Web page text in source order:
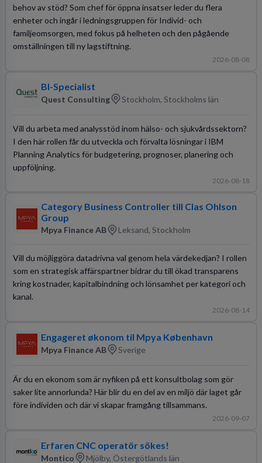
behov av stöd? Som chef för öppna insatser leder du flera
enheter och ingår i ledningsgruppen för Individ- och
familjeomsorgen, med fokus på helheten och den pågående
omställningen till ny lagstiftning.
2026-08-08
BI-Specialist
Quest Consulting Stockholm, Stockholms län
Vill du arbeta med analysstöd inom hälso- och sjukvårdssektorn?
I den här rollen får du utveckla och förvalta lösningar i IBM
Planning Analytics för budgetering, prognoser, planering och
uppföljning.
2026-08-18
Category Business Controller till Clas Ohlson
Group
Mpya Finance AB Leksand, Stockholm
Vill du möjliggöra datadrivna val genom hela värdekedjan? I rollen
som en strategisk affärspartner bidrar du till ökad transparens
kring kostnader, kapitalbindning och lönsamhet per kategori och
kanal.
2026-08-14
Engageret økonom til Mpya København
Mpya Finance AB Sverige
Är du en ekonom som är nyfiken på ett konsultbolag som gör
saker lite annorlunda? Här blir du en del av en miljö där laget går
före individen och där vi skapar framgång tillsammans.
2026-09-07
Erfaren CNC operatör sökes!
Montico Mjölby, Östergötlands län